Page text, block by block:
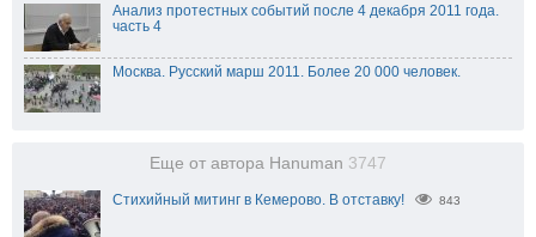
Анализ протестных событий после 4 декабря 2011 года.
часть 4
Москва. Русский марш 2011. Более 20 000 человек.
Еще от автора Hanuman 3747
Стихийный митинг в Кемерово. В отставку! 843